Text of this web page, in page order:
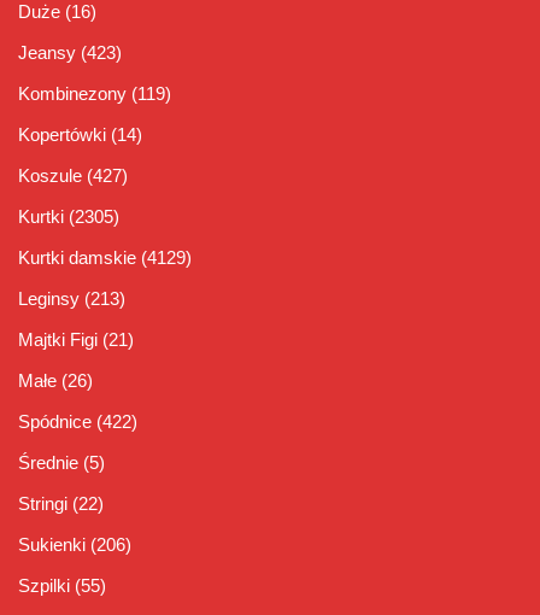
Duże (16)
Jeansy (423)
Kombinezony (119)
Kopertówki (14)
Koszule (427)
Kurtki (2305)
Kurtki damskie (4129)
Leginsy (213)
Majtki Figi (21)
Małe (26)
Spódnice (422)
Średnie (5)
Stringi (22)
Sukienki (206)
Szpilki (55)